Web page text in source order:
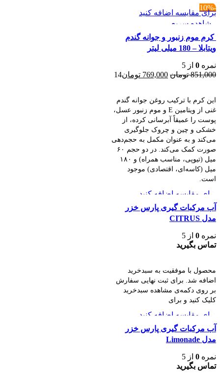
-10%
برای مقایسه اضافه کنید
مشاهده سریع
کرم موم زنبور و جوانه گندم
ویتابلا – 180 میلی لیتر
نمره 0 از 5
851,000 تومان قیمت
851,000 تومان
بود.
769,000 تومانقیمت
14
این کرم با ترکیب روغن جوانه گندم
غنی از ویتامین E و موم زنبور عسل،
پوست را عمیقاً آبرسانی کرده، از
خشکی و چین و چروک جلوگیری
می‌کند و به عنوان مکمل به حجم‌دهی
صورت کمک می‌کند. در دو حجم ۶۰
میل (تیوپی، مناسب همراه) و ۱۸۰
میل (کاسه‌ای، اقتصادی) موجود
است.
برای مقایسه اضافه کنید
مشاهده سریع
آب مرکبات گیری پارس خزر
مدل CITRUS
نمره 0 از 5
تماس بگیرید
محصول با موفقیت به سبدخرید
اضافه شد. برای ثبت نهایی سفارش
بر روی دکمه‌ی مشاهده سبدخرید
کلیک کنید و برای
برای مقایسه اضافه کنید
مشاهده سریع
آب مرکبات گیری پارس خزر
مدل Limonade
نمره 0 از 5
تماس بگیرید